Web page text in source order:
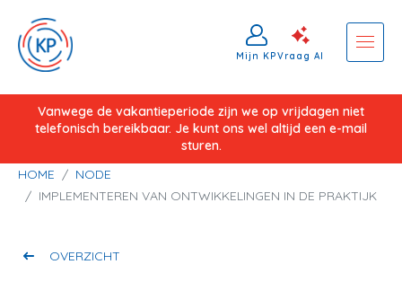
Overslaan
inhoud
Vanwege de vakantieperiode zijn we op vrijdagen niet
telefonisch bereikbaar. Je kunt ons wel altijd een e-mail
sturen.
Mijn KPVraag AI
Kruimelpad
HOME
NODE
IMPLEMENTEREN VAN ONTWIKKELINGEN IN DE PRAKTIJK
OVERZICHT